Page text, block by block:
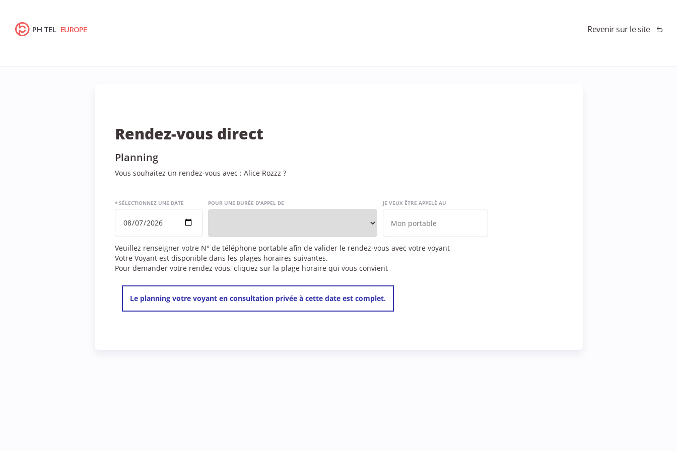
PH TEL EUROPE Revenir sur le site
Rendez-vous direct
Planning
Vous souhaitez un rendez-vous avec : Alice Rozzz ?
* SÉLECTIONNEZ UNE DATE POUR UNE DURÉE D'APPEL DE JE VEUX ÊTRE APPELÉ AU
Veuillez renseigner votre N° de téléphone portable afin de valider le rendez-vous avec votre voyant
Votre Voyant est disponible dans les plages horaires suivantes.
Pour demander votre rendez vous, cliquez sur la plage horaire qui vous convient
Le planning votre voyant en consultation privée à cette date est complet.